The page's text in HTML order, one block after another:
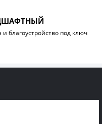
и благоустройство под ключ